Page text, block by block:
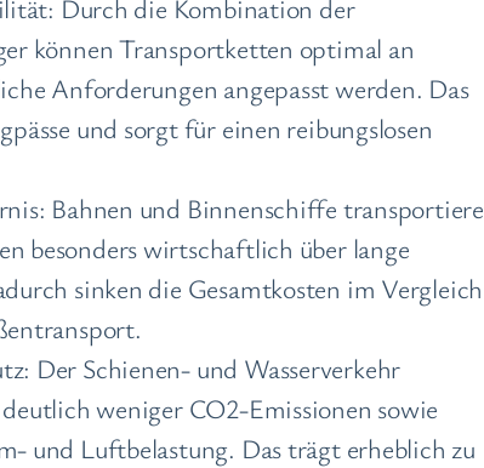
Durch die Kombination der
können Transportketten optimal an
Anforderungen angepasst werden. Das
und sorgt für einen reibungslosen
Bahnen und Binnenschiffe
besonders wirtschaftlich über lange
sinken die Gesamtkosten im
Der Schienen- und Wasserverkehr
weniger CO2-Emissionen sowie
und Luftbelastung. Das trägt erheblich zu